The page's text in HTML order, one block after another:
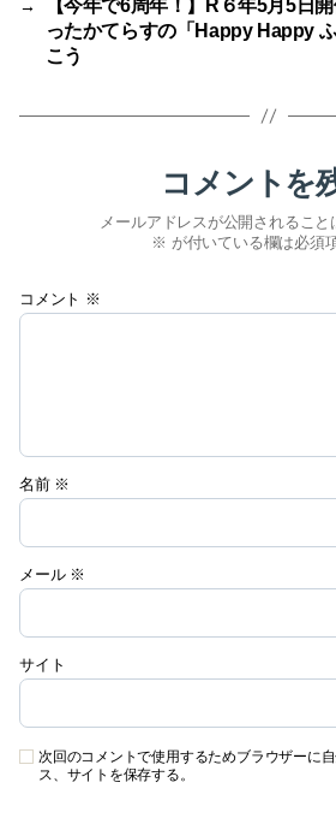
→
【今年で6周年！】R６年5月5日
ったかてらすの「Happy Happy
こう
コメントを
メールアドレスが公開されること
※ が付いている欄は必須
コメント ※
名前 ※
メール ※
サイト
次回のコメントで使用するためブラウザーに
ス、サイトを保存する。